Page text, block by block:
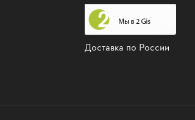
Доставка по России